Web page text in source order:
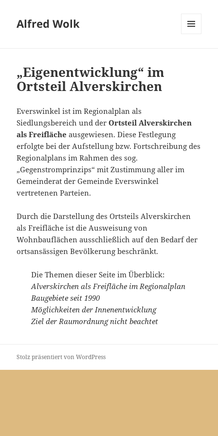
Alfred Wolk
„Eigenentwicklung“ im
Ortsteil Alverskirchen
Everswinkel ist im Regionalplan als
Siedlungsbereich und derOrtsteil Alverskirchen
als Freifläche ausgewiesen. Diese Festlegung
erfolgte bei der Aufstellung bzw. Fortschreibung des
Regionalplans im Rahmen des sog.
„Gegenstromprinzips“ mit Zustimmung aller im
Gemeinderat der Gemeinde Everswinkel
vertretenen Parteien.
Durch die Darstellung des Ortsteils Alverskirchen
als Freifläche ist die Ausweisung von
Wohnbauflächen ausschließlich auf den Bedarf der
ortsansässigen Bevölkerung beschränkt.
Die Themen dieser Seite im Überblick:
Alverskirchen als Freifläche im Regionalplan
Baugebiete seit 1990
Möglichkeiten der Innenentwicklung
Ziel der Raumordnung nicht beachtet
Stolz präsentiert von WordPress